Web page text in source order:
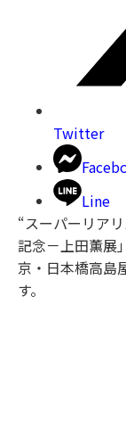
Twitter
Line
“スーパーリア
記念－上田薫展
京・日本橋高島
す。